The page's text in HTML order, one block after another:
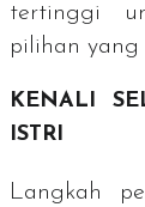
tertinggi
pilihan yang
KENALI
ISTRI
Langkah